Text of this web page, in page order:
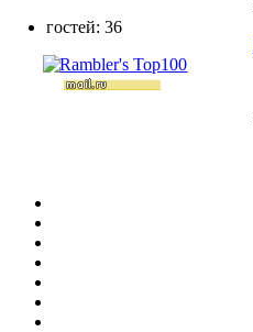
гостей: 36